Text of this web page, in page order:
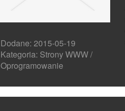
Dodane: 2015-05-19
Kategoria: Strony WWW /
Oprogramowanie